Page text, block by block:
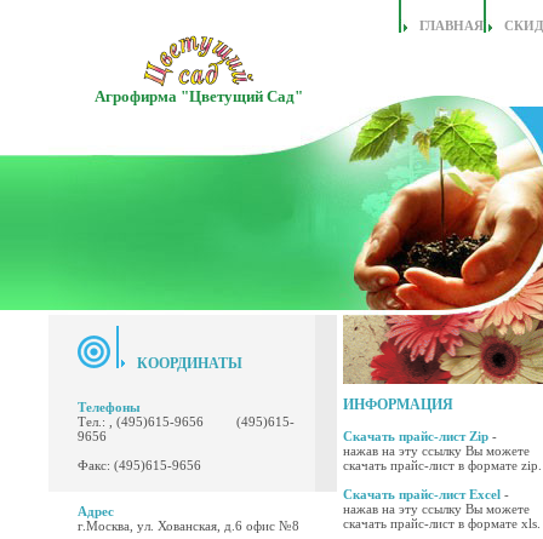
Агрофирма "Цветущий Сад"
ГЛАВНАЯ
КООРДИНАТЫ
Телефоны
Тел.: , (495)615-9656 (495)615-
9656
Факс: (495)615-9656
Адрес
г.Москва, ул. Хованская, д.6 офис №8
ИНФОРМАЦИЯ
Скачать прайс-лист Zip -
нажав на эту ссылку Вы можете
скачать прайс-лист в формате zip.
Скачать прайс-лист Excel -
нажав на эту ссылку Вы можете
скачать прайс-лист в формате xls.